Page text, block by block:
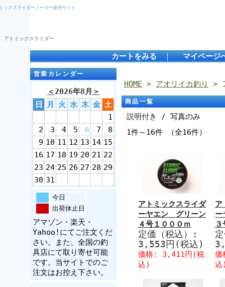
ックスライダーメーカー販売サイト
トミックスライダー
カートをみる ｜ マイページ
営業カレンダー
＜2026年8月 ＞
日
月 火 水 木 金 土
1
2
3 4 5 6 7
8
9 10 11 12 13 14 15
16 17 18 19 20 21 22
23 24 25 26 27 28 29
30 31
今日
出荷休止日
アマゾン・楽天・
Yahoo!にてご注文くだ
さい。また、全国の釣
具店にて取り寄せ可能
です。当サイトでのご
注文はお控え下さい。
HOME > アオリイカ釣り >
商品一覧
説明付き
/ 写真のみ
1件～16件 （全16件）
アトミックスライダ
ーヤエン グリーン
４号１０００ｍ
定価（税込）:
3,553円(税込)
価格: 3,411円(税
込)
ア